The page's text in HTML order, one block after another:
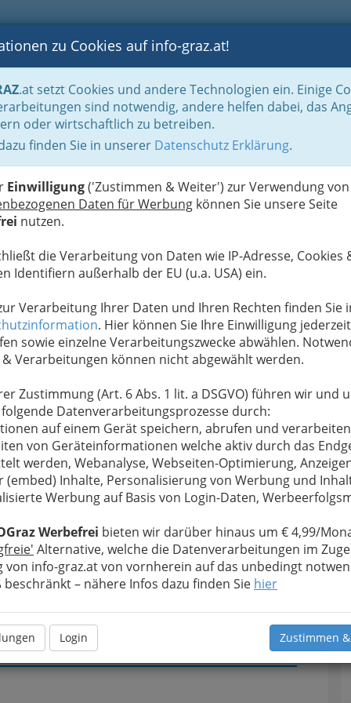
BLOGS FOTOS GASTRONOMIE BRANCHEN
zu Cookies auf info-graz.at!
.at setzt Cookies und andere Technologien ein. Einige
sind notwendig, andere helfen dabei, das
oder wirtschaftlich zu betreiben.
finden Sie in unserer Datenschutz Erklärung.
Einwilligung('Zustimmen & Weiter') zur Verwendung von
Daten für Werbung können Sie unsere Seite
nutzen.
die Verarbeitung von Daten wie IP-Adresse, Cookies
Identifiern außerhalb der EU (u.a. USA) ein.
Verarbeitung Ihrer Daten und Ihren Rechten finden Sie
. Hier können Sie Ihre Einwilligung jederzeit
sowie einzelne Verarbeitungszwecke abwählen.
& Verarbeitungen können nicht abgewählt werden.
Zustimmung (Art. 6 Abs. 1 lit. a DSGVO) führen wir und
Datenverarbeitungsprozesse durch:
auf einem Gerät speichern, abrufen und
von Geräteinformationen welche aktiv durch das
werden, Webanalyse, Webseiten-Optimierung,
(embed) Inhalte, Personalisierung von Werbung und
Werbung auf Basis von Login-Daten,
Werbefrei bieten wir darüber hinaus um € 4,99/
Alternative, welche die Datenverarbeitungen im
von info-graz.at von vornherein auf das unbedingt
beschränkt – nähere Infos dazu finden Sie hier
Login Zustimmen
Bauträger
m.b.H.
Ihre Nachricht wird nach dem Absenden
Baumanagement Gesellschaft m.b.H.
Meine Nachricht
Meine Nachricht senden